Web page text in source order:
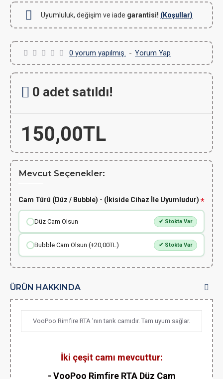
Uyumluluk, değişim ve iade garantisi! (Koşullar)
0 yorum yapılmış. - Yorum Yap
150,00TL
0 adet satıldı!
Mevcut Seçenekler:
Cam Türü (Düz / Bubble) - (İkiside Cihaz İle Uyumludur)
Düz Cam Olsun ✔ Stokta Var
Bubble Cam Olsun (+20,00TL) ✔ Stokta Var
ÜRÜN HAKKINDA
VooPoo Rimfire RTA 'nın tank camıdır. Tam uyum sağlar.
İki çeşit camı mevcuttur:
- VooPoo Rimfire RTA Düz Cam